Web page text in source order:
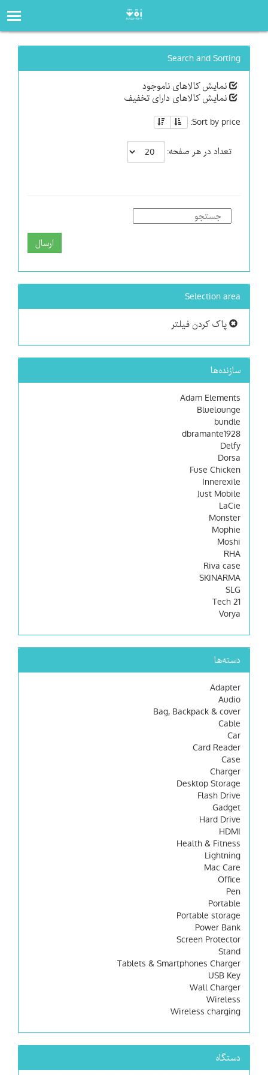
Search and Sorting
نمایش کالاهای ناموجود
نمایش کالاهای دارای تخفیف
Sort by price:
تعداد در هر صفحه:
ارسال
Selection area
پاک کردن فیلتر
سازنده‌ها
Adam Elements
Bluelounge
bundle
dbramante1928
Delfy
Dorsa
Fuse Chicken
Innerexile
Just Mobile
LaCie
Monster
Mophie
Moshi
RHA
Riva case
SKINARMA
SLG
Tech 21
Vorya
دسته‌ها
Adapter
Audio
Bag, Backpack & cover
Cable
Car
Card Reader
Case
Charger
Desktop Storage
Flash Drive
Gadget
Hard Drive
HDMI
Health & Fitness
Lightning
Mac Care
Office
Pen
Portable
Portable storage
Power Bank
Screen Protector
Stand
Tablets & Smartphones Charger
USB Key
Wall Charger
Wireless
Wireless charging
دستگاه